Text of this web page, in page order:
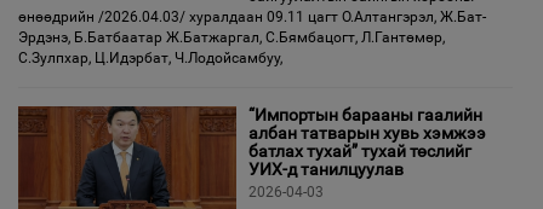
өнөөдрийн /2026.04.03/ хуралдаан 09.11 цагт О.Алтангэрэл, Ж.Бат-
Эрдэнэ, Б.Батбаатар Ж.Батжаргал, С.Бямбацогт, Л.Гантөмөр,
С.Зулпхар, Ц.Идэрбат, Ч.Лодойсамбуу,
“Импортын барааны гаалийн
албан татварын хувь хэмжээ
батлах тухай” тухай төслийг
УИХ-д танилцуулав
2026-04-03